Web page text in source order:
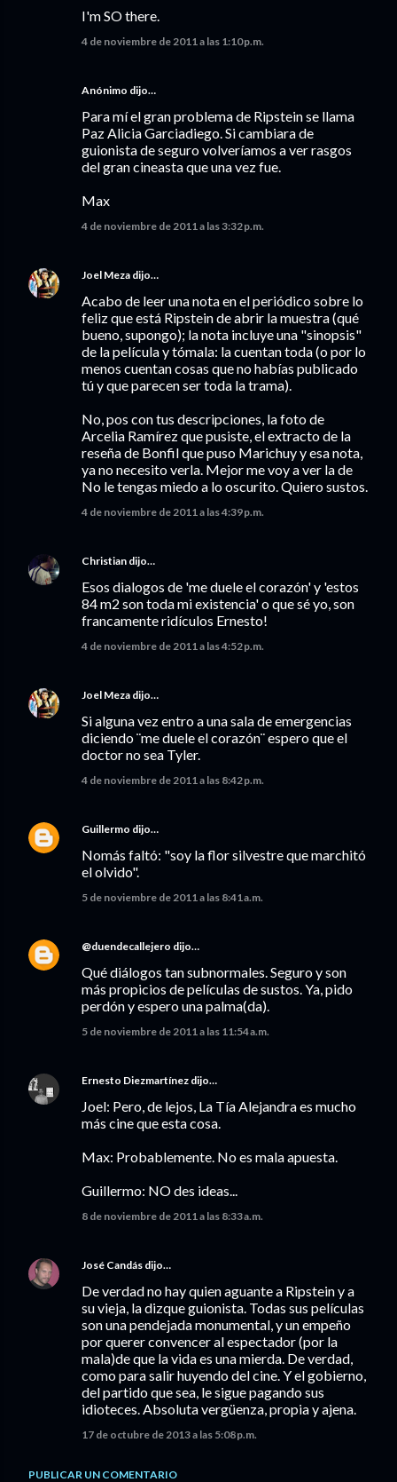
I'm SO there.
4 de noviembre de 2011 a las 1:10 p.m.
Anónimo dijo…
Para mí el gran problema de Ripstein se llama
Paz Alicia Garciadiego. Si cambiara de
guionista de seguro volveríamos a ver rasgos
del gran cineasta que una vez fue.
Max
4 de noviembre de 2011 a las 3:32 p.m.
Joel Meza dijo…
Acabo de leer una nota en el periódico sobre lo
feliz que está Ripstein de abrir la muestra (qué
bueno, supongo); la nota incluye una "sinopsis"
de la película y tómala: la cuentan toda (o por lo
menos cuentan cosas que no habías publicado
tú y que parecen ser toda la trama).
No, pos con tus descripciones, la foto de
Arcelia Ramírez que pusiste, el extracto de la
reseña de Bonfil que puso Marichuy y esa nota,
ya no necesito verla. Mejor me voy a ver la de
No le tengas miedo a lo oscurito. Quiero sustos.
4 de noviembre de 2011 a las 4:39 p.m.
Christian dijo…
Esos dialogos de 'me duele el corazón' y 'estos
84 m2 son toda mi existencia' o que sé yo, son
francamente ridículos Ernesto!
4 de noviembre de 2011 a las 4:52 p.m.
Joel Meza dijo…
Si alguna vez entro a una sala de emergencias
diciendo ¨me duele el corazón¨ espero que el
doctor no sea Tyler.
4 de noviembre de 2011 a las 8:42 p.m.
Guillermo dijo…
Nomás faltó: "soy la flor silvestre que marchitó
el olvido".
5 de noviembre de 2011 a las 8:41 a.m.
@duendecallejero dijo…
Qué diálogos tan subnormales. Seguro y son
más propicios de películas de sustos. Ya, pido
perdón y espero una palma(da).
5 de noviembre de 2011 a las 11:54 a.m.
Ernesto Diezmartínez dijo…
Joel: Pero, de lejos, La Tía Alejandra es mucho
más cine que esta cosa.
Max: Probablemente. No es mala apuesta.
Guillermo: NO des ideas...
8 de noviembre de 2011 a las 8:33 a.m.
José Candás dijo…
De verdad no hay quien aguante a Ripstein y a
su vieja, la dizque guionista. Todas sus películas
son una pendejada monumental, y un empeño
por querer convencer al espectador (por la
mala)de que la vida es una mierda. De verdad,
como para salir huyendo del cine. Y el gobierno,
del partido que sea, le sigue pagando sus
idioteces. Absoluta vergüenza, propia y ajena.
17 de octubre de 2013 a las 5:08 p.m.
PUBLICAR UN COMENTARIO